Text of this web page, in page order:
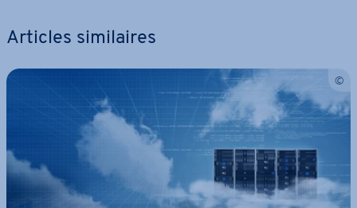
Articles si­mi­laires